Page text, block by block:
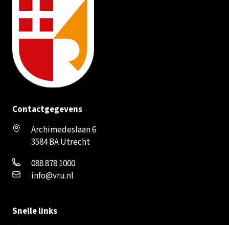
Contactgegevens
Archimedeslaan 6
3584 BA Utrecht
088 878 1000
info@vru.nl
Snelle links